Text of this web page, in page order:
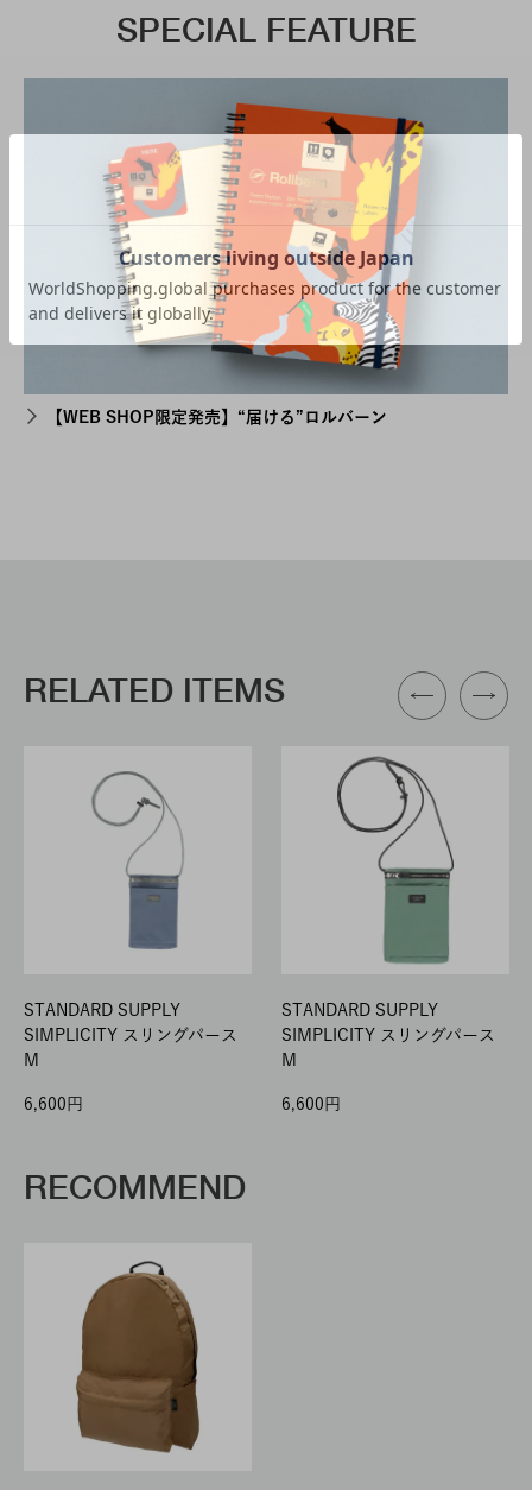
SPECIAL FEATURE
【WEB SHOP限定発売】“届ける”ロルバーン
RELATED ITEMS
STANDARD SUPPLY
SIMPLICITY スリングパース
M
6,600
STANDARD SUPPLY
SIMPLICITY スリングパース
M
6,600
RECOMMEND